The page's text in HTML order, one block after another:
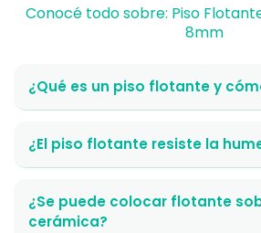
Conocé todo sobre: Piso
8mm
¿Qué es un piso flotante y
¿El piso flotante resiste la
¿Se puede colocar flotante
cerámica?